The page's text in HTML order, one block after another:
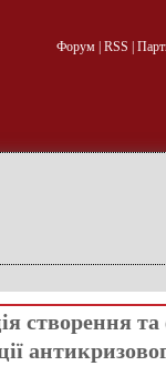
Форум| RSS
створення